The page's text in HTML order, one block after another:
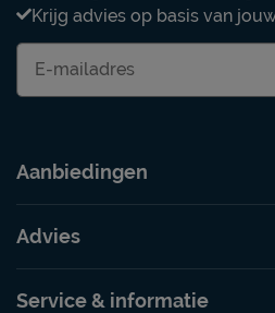
Krijg advies op basis van
Aanbiedingen
Advies
Service & informatie